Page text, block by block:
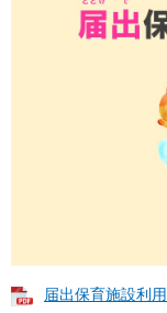
届出保育施設利